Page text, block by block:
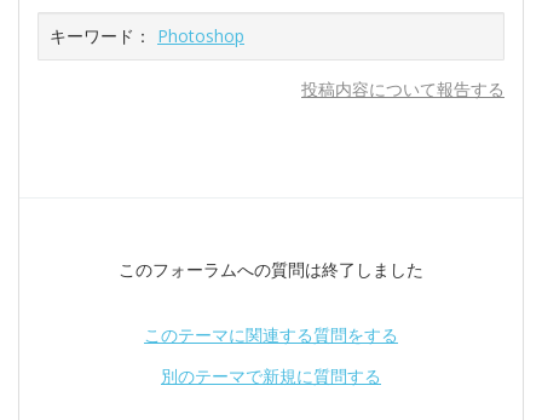
キーワード： Photoshop
投稿内容について報告する
このフォーラムへの質問は終了しました
このテーマに関連する質問をする
別のテーマで新規に質問する